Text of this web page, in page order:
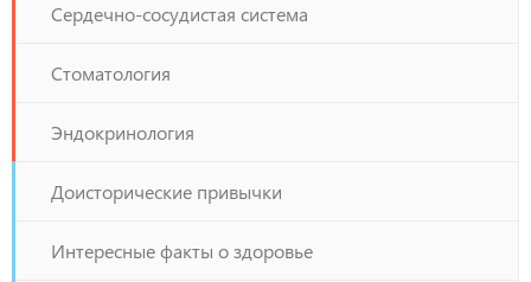
Сердечно-сосудистая система
Стоматология
Эндокринология
Доисторические привычки
Интересные факты о здоровье